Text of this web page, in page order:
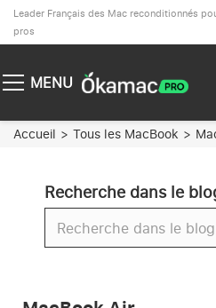
Leader Français des Mac reconditionnés
pros
MENU
Accueil Tous les MacBook
Recherche dans le